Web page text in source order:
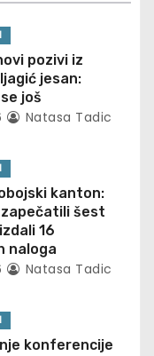
pozivi iz
jesan:
još
Natasa Tadic
kanton:
šest
16
naloga
Natasa Tadic
konferencije